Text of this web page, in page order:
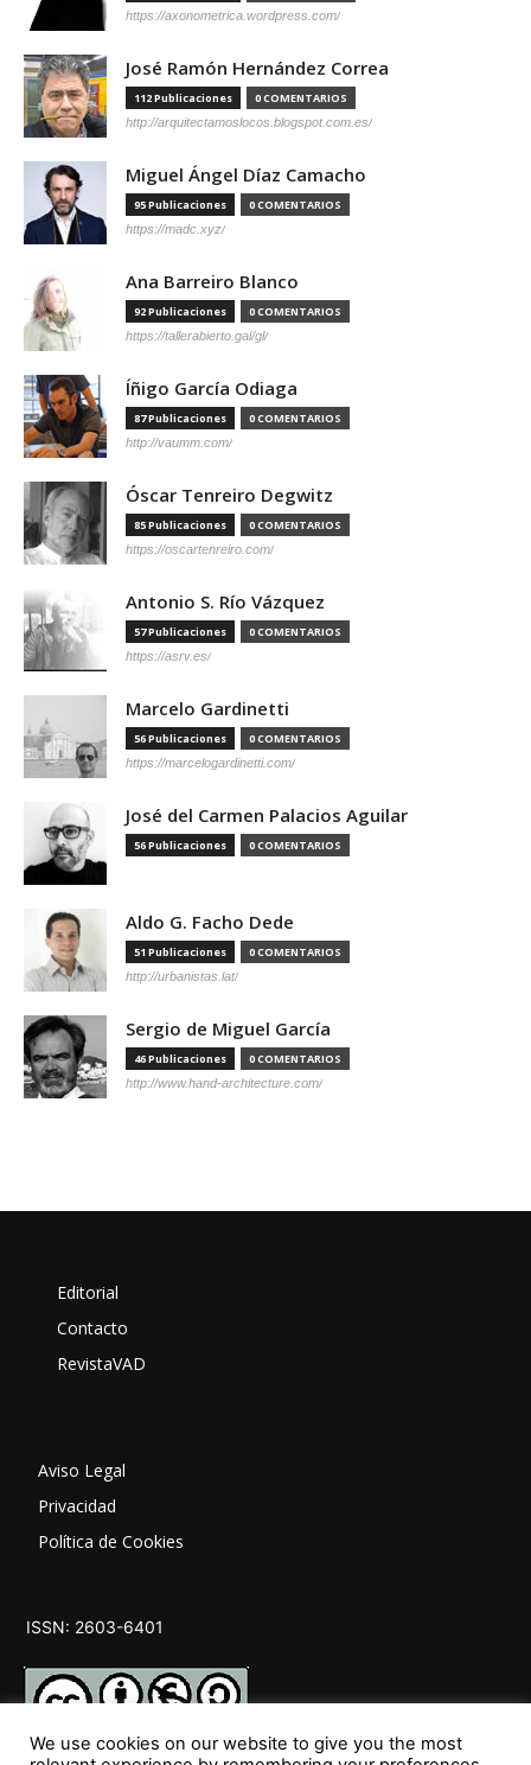
https://axonometrica.wordpress.com/
José Ramón Hernández Correa
112 Publicaciones 0 COMENTARIOS
http://arquitectamoslocos.blogspot.com.es/
Miguel Ángel Díaz Camacho
95 Publicaciones 0 COMENTARIOS
https://madc.xyz/
Ana Barreiro Blanco
92 Publicaciones 0 COMENTARIOS
https://tallerabierto.gal/gl/
Íñigo García Odiaga
87 Publicaciones 0 COMENTARIOS
http://vaumm.com/
Óscar Tenreiro Degwitz
85 Publicaciones 0 COMENTARIOS
https://oscartenreiro.com/
Antonio S. Río Vázquez
57 Publicaciones 0 COMENTARIOS
https://asrv.es/
Marcelo Gardinetti
56 Publicaciones 0 COMENTARIOS
https://marcelogardinetti.com/
José del Carmen Palacios Aguilar
56 Publicaciones 0 COMENTARIOS
Aldo G. Facho Dede
51 Publicaciones 0 COMENTARIOS
http://urbanistas.lat/
Sergio de Miguel García
46 Publicaciones 0 COMENTARIOS
http://www.hand-architecture.com/
Editorial
Contacto
RevistaVAD
Aviso Legal
Privacidad
Política de Cookies
ISSN: 2603-6401
We use cookies on our website to give you the most